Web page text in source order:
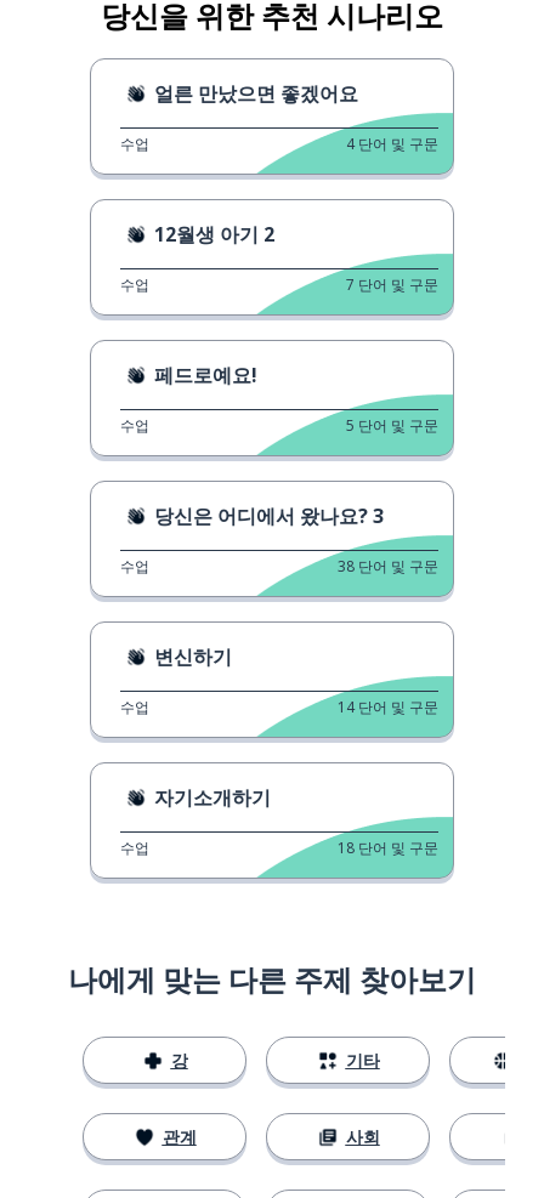
당신을 위한 추천 시나리오
얼른 만났으면 좋겠어요
수업 4 단어 및 구문
12월생 아기 2
수업 7 단어 및 구문
페드로예요!
수업 5 단어 및 구문
당신은 어디에서 왔나요? 3
수업 38 단어 및 구문
변신하기
수업 14 단어 및 구문
자기소개하기
수업 18 단어 및 구문
나에게 맞는 다른 주제 찾아보기
강
관계
기타
사회